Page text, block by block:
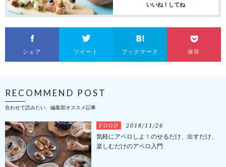
いいね！してね
シェア ツイート ブックマーク 保存
RECOMMEND POST
合わせて読みたい、編集部オススメ記事
FOOD 2018/11/26
気軽にアペロしよ！のせるだけ、出すだけ、
楽しむだけのアペロ入門